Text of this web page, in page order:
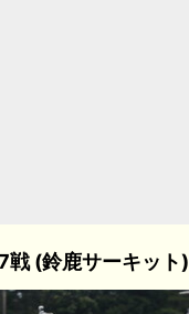
戦 (鈴鹿サーキット)